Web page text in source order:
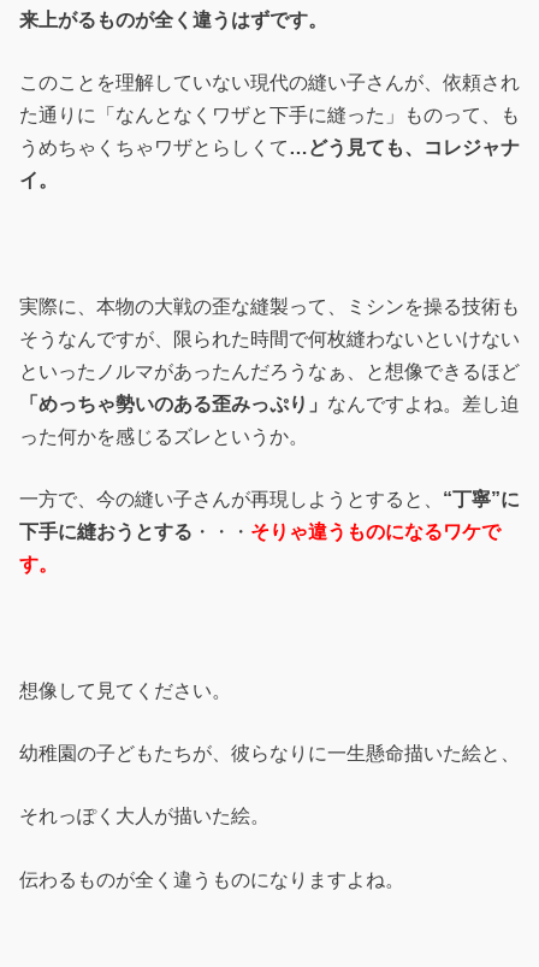
来上がるものが全く違うはずです。
このことを理解していない現代の縫い子さんが、依頼され
た通りに「なんとなくワザと下手に縫った」ものって、も
うめちゃくちゃワザとらしくて…どう見ても、コレジャナ
イ。
実際に、本物の大戦の歪な縫製って、ミシンを操る技術も
そうなんですが、限られた時間で何枚縫わないといけない
といったノルマがあったんだろうなぁ、と想像できるほど
「めっちゃ勢いのある歪みっぷり」 なんですよね。差し迫
った何かを感じるズレというか。
一方で、今の縫い子さんが再現しようとすると、 “丁寧”に
下手に縫おうとする ・・・ そりゃ違うものになるワケで
す。
想像して見てください。
幼稚園の子どもたちが、彼らなりに一生懸命描いた絵と、
それっぽく大人が描いた絵。
伝わるものが全く違うものになりますよね。